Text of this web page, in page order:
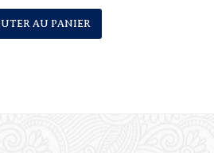
AU PANIER